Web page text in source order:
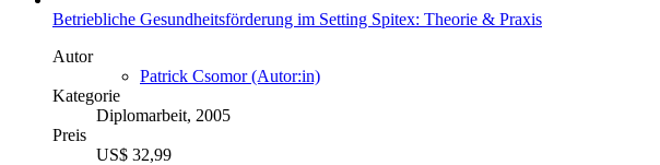
Betriebliche Gesundheitsförderung im Setting Spitex: Theorie & Praxis
Autor
Patrick Csomor (Autor:in)
Kategorie
Diplomarbeit, 2005
Preis
US$ 32,99